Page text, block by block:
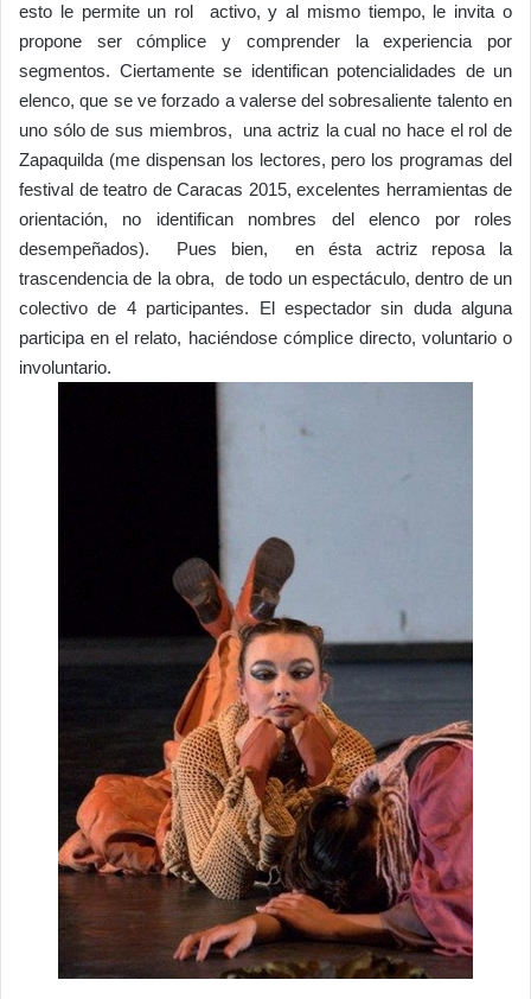
esto le permite un rol activo, y al mismo tiempo, le invita o
propone ser cómplice y comprender la experiencia por
segmentos. Ciertamente se identifican potencialidades de un
elenco, que se ve forzado a valerse del sobresaliente talento en
uno sólo de sus miembros, una actriz la cual no hace el rol de
Zapaquilda (me dispensan los lectores, pero los programas del
festival de teatro de Caracas 2015, excelentes herramientas de
orientación, no identifican nombres del elenco por roles
desempeñados). Pues bien, en ésta actriz reposa la
trascendencia de la obra, de todo un espectáculo, dentro de un
colectivo de 4 participantes. El espectador sin duda alguna
participa en el relato, haciéndose cómplice directo, voluntario o
involuntario.